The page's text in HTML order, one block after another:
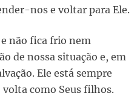
nos e voltar para Ele.
não fica frio nem
de nossa situação e, em
Ele está sempre
como Seus filhos.